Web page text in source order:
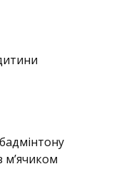
м’ячиком